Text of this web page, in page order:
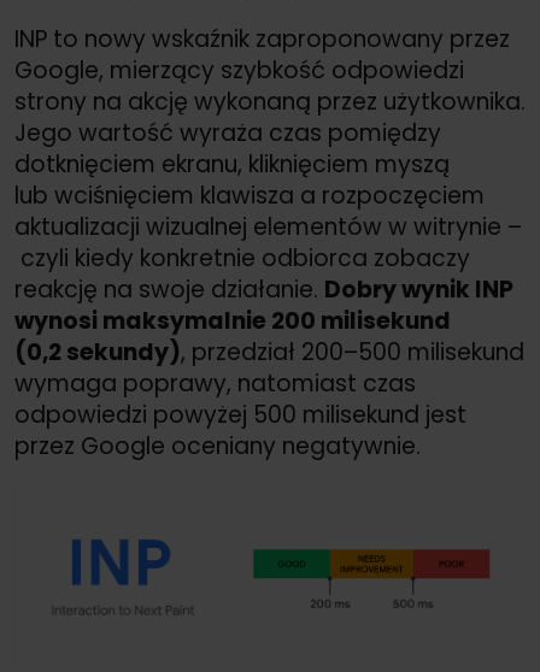
INP to nowy wskaźnik zaproponowany przez
Google, mierzący szybkość odpowiedzi
strony na akcję wykonaną przez użytkownika.
Jego wartość wyraża czas pomiędzy
dotknięciem ekranu, kliknięciem myszą
lub wciśnięciem klawisza a rozpoczęciem
aktualizacji wizualnej elementów w witrynie –
czyli kiedy konkretnie odbiorca zobaczy
reakcję na swoje działanie. Dobry wynik INP
wynosi maksymalnie 200 milisekund
(0,2 sekundy), przedział 200–500 milisekund
wymaga poprawy, natomiast czas
odpowiedzi powyżej 500 milisekund jest
przez Google oceniany negatywnie.